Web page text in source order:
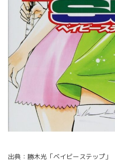
出典：勝木光「ベイビーステップ」